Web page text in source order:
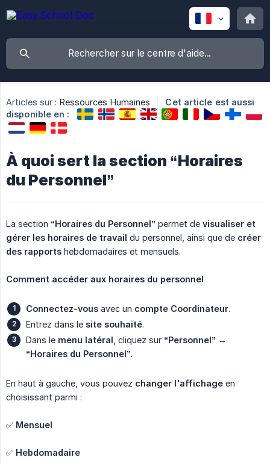
Articles sur : Ressources Humaines
Cet article est aussi
disponible en :
À quoi sert la section “Horaires
du Personnel”
La section “Horaires du Personnel” permet de visualiser et
gérer les horaires de travail du personnel, ainsi que de créer
des rapports hebdomadaires et mensuels.
Comment accéder aux horaires du personnel
Connectez-vous avec un compte Coordinateur.
Entrez dans le site souhaité.
Dans le menu latéral , cliquez sur “Personnel” →
“Horaires du Personnel”.
En haut à gauche, vous pouvez changer l'affichage en
choisissant parmi :
✅ Mensuel
✅ Hebdomadaire